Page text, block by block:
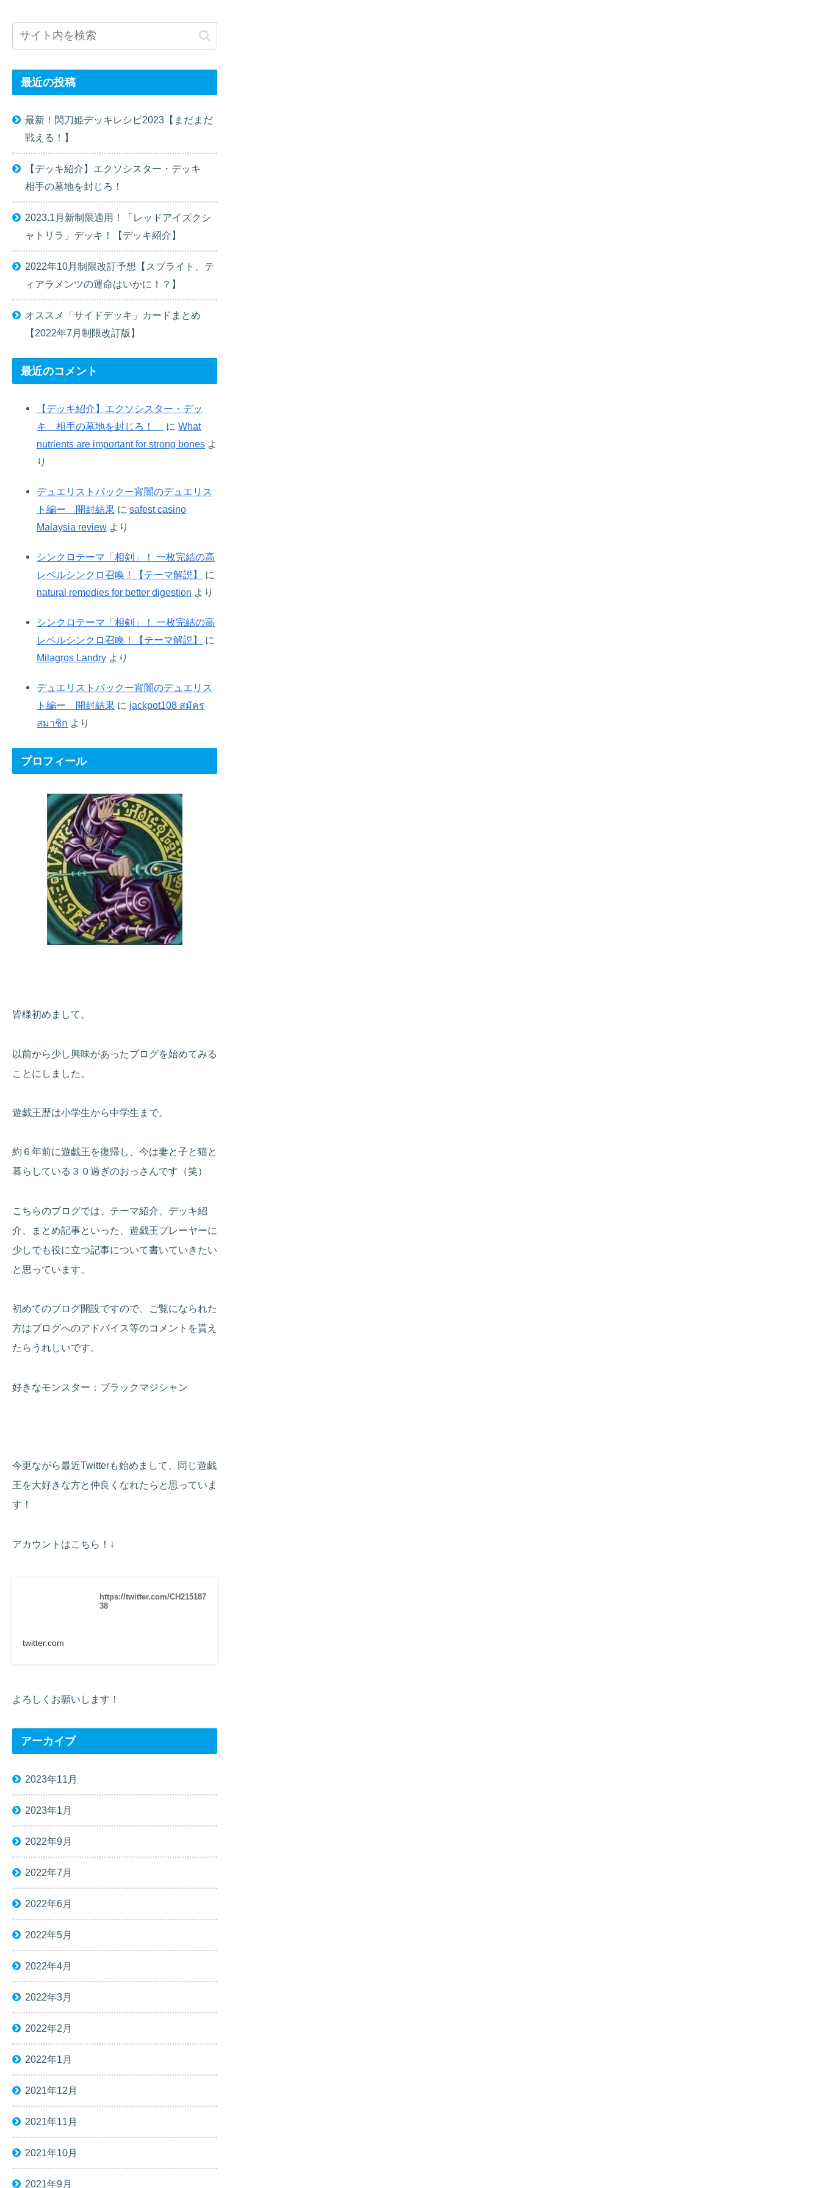
最近の投稿
最新！閃刀姫デッキレシピ2023【まだまだ
戦える！】
【デッキ紹介】エクソシスター・デッキ
相手の墓地を封じろ！
2023.1月新制限適用！「レッドアイズクシ
ャトリラ」デッキ！【デッキ紹介】
2022年10月制限改訂予想【スプライト、テ
ィアラメンツの運命はいかに！？】
オススメ「サイドデッキ」カードまとめ
【2022年7月制限改訂版】
最近のコメント
【デッキ紹介】エクソシスター・デッ
キ 相手の墓地を封じろ！
に What
nutrients are important for strong bones よ
り
デュエリストパックー宵闇のデュエリス
ト編ー 開封結果 に safest casino
Malaysia review より
シンクロテーマ「相剣」！ 一枚完結の高
レベルシンクロ召喚！【テーマ解説】
に
natural remedies for better digestion より
シンクロテーマ「相剣」！ 一枚完結の高
レベルシンクロ召喚！【テーマ解説】
に
Milagros Landry より
デュエリストパックー宵闇のデュエリス
ト編ー 開封結果 に jackpot108 สมัคร
สมาชิก より
プロフィール
皆様初めまして。
以前から少し興味があったブログを始めてみる
ことにしました。
遊戯王歴は小学生から中学生まで。
約６年前に遊戯王を復帰し、今は妻と子と猫と
暮らしている３０過ぎのおっさんです（笑）
こちらのブログでは、テーマ紹介、デッキ紹
介、まとめ記事といった、遊戯王プレーヤーに
少しでも役に立つ記事について書いていきたい
と思っています。
初めてのブログ開設ですので、ご覧になられた
方はブログへのアドバイス等のコメントを貰え
たらうれしいです。
好きなモンスター：ブラックマジシャン
今更ながら最近Twitterも始めまして、同じ遊戯
王を大好きな方と仲良くなれたらと思っていま
す！
アカウントはこちら！↓
https://twitter.com/CH215187
38
twitter.com
よろしくお願いします！
アーカイブ
2023年11月
2023年1月
2022年9月
2022年7月
2022年6月
2022年5月
2022年4月
2022年3月
2022年2月
2022年1月
2021年12月
2021年11月
2021年10月
2021年9月